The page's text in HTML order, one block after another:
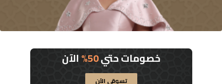
خصومات حتي50% الآن
تسوقي الآن